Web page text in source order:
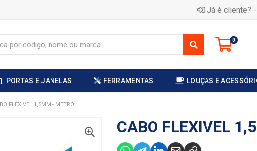
Já é cliente? -
0
PORTAS E JANELAS FERRAMENTAS LOUÇAS E
FLEXIVEL 1,5MM - METRO
CABO FLEXIVEL